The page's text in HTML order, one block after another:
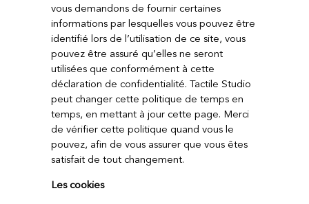
vous demandons de fournir certaines
informations par lesquelles vous pouvez être
identifié lors de l’utilisation de ce site, vous
pouvez être assuré qu’elles ne seront
utilisées que conformément à cette
déclaration de confidentialité. Tactile Studio
peut changer cette politique de temps en
temps, en mettant à jour cette page. Merci
de vérifier cette politique quand vous le
pouvez, afin de vous assurer que vous êtes
satisfait de tout changement.
Les cookies